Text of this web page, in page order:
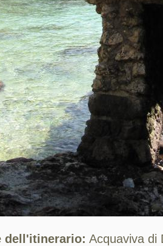
dell'itinerario: Acquaviva di